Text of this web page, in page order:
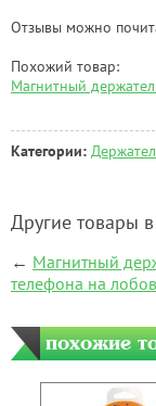
Отзывы можно
Похожий товар:
Магнитный
Категории:
Другие товары
← Магнитный
телефона на
похожие